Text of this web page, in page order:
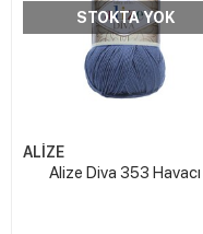
STOKTA YOK
ALİZE
Alize Diva 353 Havacı